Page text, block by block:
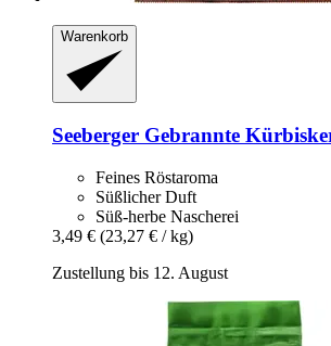
Warenkorb
Seeberger Gebrannte
Feines Röstaroma
Süßlicher Duft
Süß-herbe Nascherei
3,49 € (23,27 € / kg)
Zustellung bis 12. August